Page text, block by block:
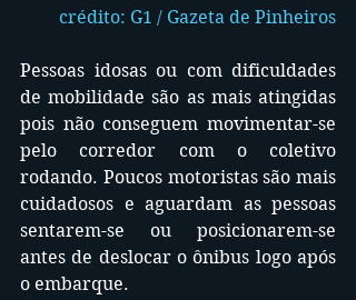
crédito: G1 / Gazeta de Pinheiros
Pessoas idosas ou com dificuldades
de mobilidade são as mais atingidas
pois não conseguem movimentar-se
pelo corredor com o coletivo
rodando. Poucos motoristas são mais
cuidadosos e aguardam as pessoas
sentarem-se ou posicionarem-se
antes de deslocar o ônibus logo após
o embarque.